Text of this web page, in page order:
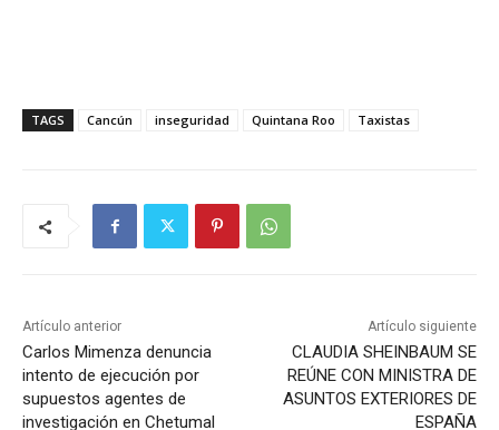
TAGS Cancún inseguridad Quintana Roo Taxistas
Artículo anterior
Carlos Mimenza denuncia
intento de ejecución por
supuestos agentes de
investigación en Chetumal
Artículo siguiente
CLAUDIA SHEINBAUM SE
REÚNE CON MINISTRA DE
ASUNTOS EXTERIORES DE
ESPAÑA